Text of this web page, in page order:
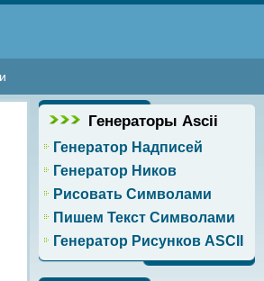
Генераторы Ascii
Генератор Надписей
Генератор Ников
Рисовать Символами
Пишем Текст Символами
Генератор Рисунков ASCII